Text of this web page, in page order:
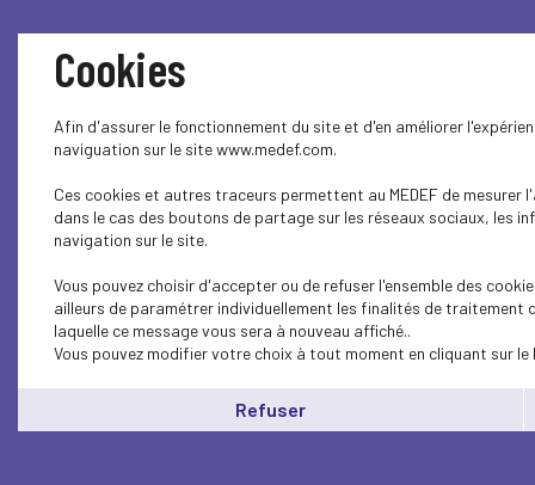
Cookies
Afin d'assurer le fonctionnement du site et d'en améliorer
naviguation sur le site www.medef.com.
Ces cookies et autres traceurs permettent au MEDEF de
dans le cas des boutons de partage sur les réseaux sociaux, les
navigation sur le site.
Vous pouvez choisir d'accepter ou de refuser l'ensemble des
ailleurs de paramétrer individuellement les finalités de traitement
laquelle ce message vous sera à nouveau affiché..
Vous pouvez modifier votre choix à tout moment en cliquant sur le
Refuser